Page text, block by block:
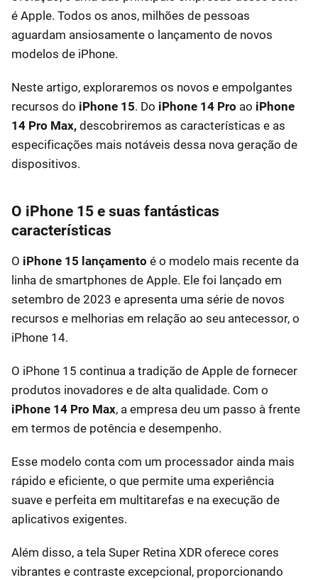
é Apple. Todos os anos, milhões de pessoas
aguardam ansiosamente o lançamento de novos
modelos de iPhone.
Neste artigo, exploraremos os novos e empolgantes
recursos do iPhone 15. Do iPhone 14 Pro ao iPhone
14 Pro Max, descobriremos as características e as
especificações mais notáveis dessa nova geração de
dispositivos.
O iPhone 15 e suas fantásticas
características
O iPhone 15 lançamento é o modelo mais recente da
linha de smartphones de Apple. Ele foi lançado em
setembro de 2023 e apresenta uma série de novos
recursos e melhorias em relação ao seu antecessor, o
iPhone 14.
O iPhone 15 continua a tradição de Apple de fornecer
produtos inovadores e de alta qualidade. Com o
iPhone 14 Pro Max, a empresa deu um passo à frente
em termos de potência e desempenho.
Esse modelo conta com um processador ainda mais
rápido e eficiente, o que permite uma experiência
suave e perfeita em multitarefas e na execução de
aplicativos exigentes.
Além disso, a tela Super Retina XDR oferece cores
vibrantes e contraste excepcional, proporcionando